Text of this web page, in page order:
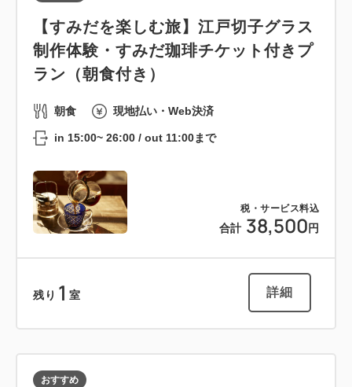
税・サービス料込
合計 38,500 円
【すみだを楽しむ旅】江戸切子グラス
制作体験・すみだ珈琲チケット付きプ
ラン（朝食付き）
朝食 現地払い・Web決済
in 15:00~ 26:00 / out 11:00まで
残り 1 室 詳細
おすすめ